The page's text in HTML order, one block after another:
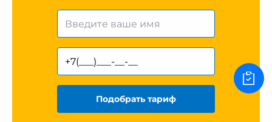
Подобрать тариф